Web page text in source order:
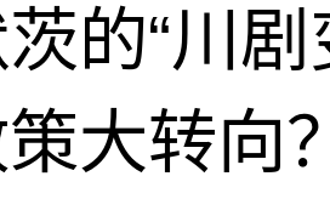
的“川
大转向？